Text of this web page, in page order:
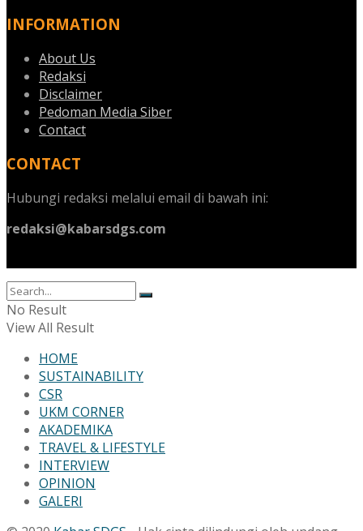
INFORMATION
About Us
Redaksi
Disclaimer
Pedoman Media Siber
Contact
CONTACT
Hubungi redaksi melalui email di bawah ini:
redaksi@kabarsdgs.com
No Result
View All Result
HOME
SUSTAINABILITY
CSR
UKM CORNER
AKADEMIKA
TRAVEL & LIFESTYLE
INTERVIEW
OPINION
GALERI